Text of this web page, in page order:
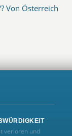
Von Österreich
verloren und